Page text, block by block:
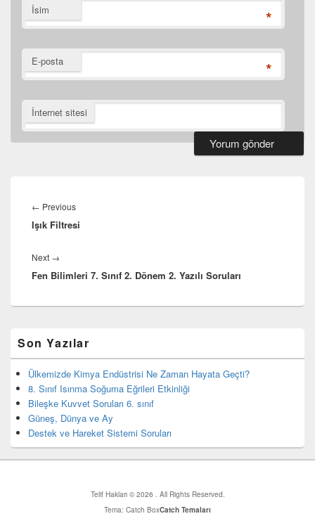
İsim *
E-posta *
İnternet sitesi
gezinmesi
← PreviousPrevious
post:
Işık Filtresi
Next →
post:
Fen Bilimleri 7. Sınıf 2. Dönem 2. Yazılı Soruları
yan
bar
eklenti
bölgesi
Son Yazılar
Ülkemizde Kimya Endüstrisi Ne Zaman Hayata Geçti?
8. Sınıf Isınma Soğuma Eğrileri Etkinliği
Bileşke Kuvvet Soruları 6. sınıf
Güneş, Dünya ve Ay
Destek ve Hareket Sistemi Soruları
Telif Hakları © 2026 . All Rights Reserved.
Tema: Catch BoxCatch Temaları